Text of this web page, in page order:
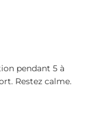
pendant 5 à
Restez calme.